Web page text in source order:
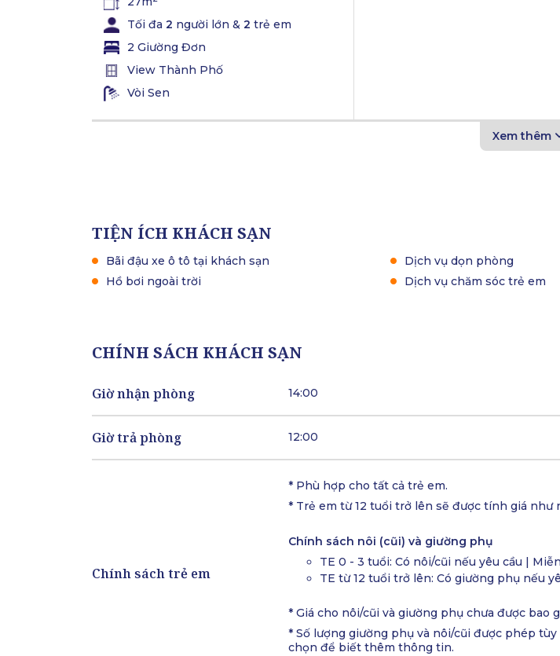
Tối đa 2 người lớn & 2 trẻ em
2 Giường Đơn
View Thành Phố
Vòi Sen
Xem thêm
TIỆN ÍCH KHÁCH SẠN
Bãi đậu xe ô tô tại khách sạn Dịch vụ dọn phòng
Hồ bơi ngoài trời
Dịch vụ chăm sóc trẻ em
CHÍNH SÁCH KHÁCH SẠN
Giờ nhận phòng 14:00
Giờ trả phòng 12:00
Chính sách trẻ em
* Phù hợp cho tất cả trẻ em.
* Trẻ em từ 12 tuổi trở lên sẽ được tính giá như
Chính sách nôi (cũi) và giường phụ
TE 0 - 3 tuổi: Có nôi/cũi nếu yêu cầu |
TE từ 12 tuổi trở lên: Có giường phụ nếu
* Giá cho nôi/cũi và giường phụ chưa được
* Số lượng giường phụ và nôi/cũi được phép
chọn để biết thêm thông tin.